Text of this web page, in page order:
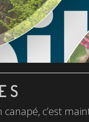
c’est